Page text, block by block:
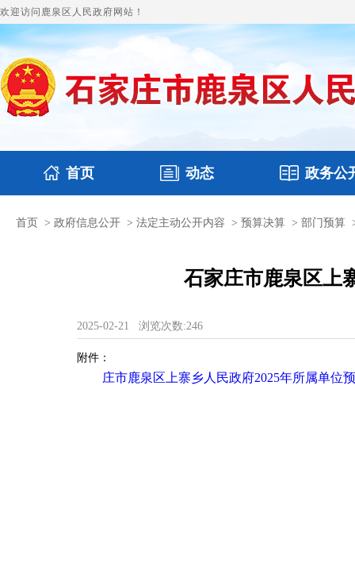
欢迎访问鹿泉区人民政府网站！
首页 动态
国务要闻 鹿泉要闻 图片新闻
政务公
政府领导 本区文件 财
首页 > 政府信息公开 > 法定主动公开内容 > 预算决算 > 部门预算
石家庄市鹿泉区上
2025-02-21 浏览次数:246
附件：
庄市鹿泉区上寨乡人民政府2025年所属单位